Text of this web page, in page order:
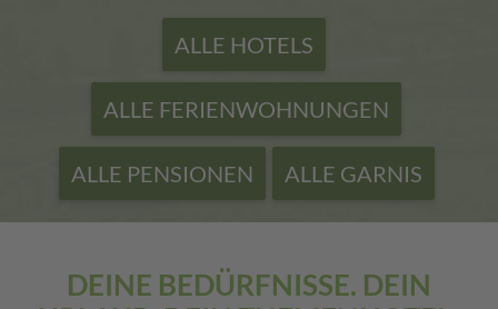
ALLE HOTELS
ALLE FERIENWOHNUNGEN
ALLE PENSIONEN ALLE GARNIS
DEINE BEDÜRFNISSE. DEIN